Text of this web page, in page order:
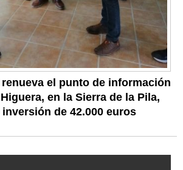
el punto de información
en la Sierra de la Pila,
de 42.000 euros